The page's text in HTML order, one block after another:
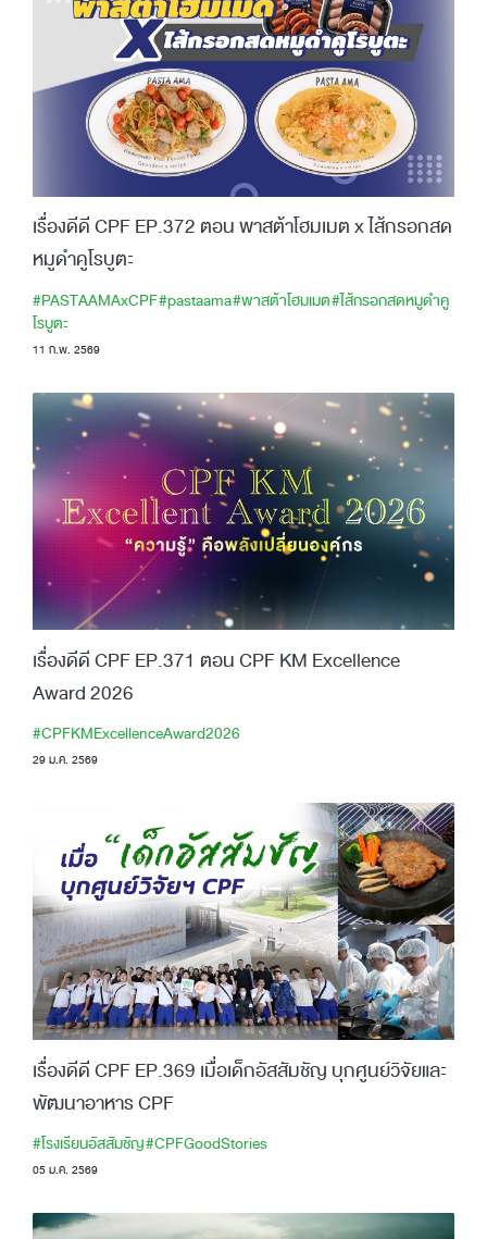
เรื่องดีดี CPF EP.372 ตอน พาสต้าโฮมเมต x ไส้กรอกสด
หมูดำคูโรบูตะ
#PASTAAMAxCPF#pastaama#พาสต้าโฮมเมต#ไส้กรอกสดหมูดำคู
โรบูตะ
11 ก.พ. 2569
เรื่องดีดี CPF EP.371 ตอน CPF KM Excellence
Award 2026
#CPFKMExcellenceAward2026
29 ม.ค. 2569
เรื่องดีดี CPF EP.369 เมื่อเด็กอัสสัมชัญ บุกศูนย์วิจัยและ
พัฒนาอาหาร CPF
#โรงเรียนอัสสัมชัญ#CPFGoodStories
05 ม.ค. 2569